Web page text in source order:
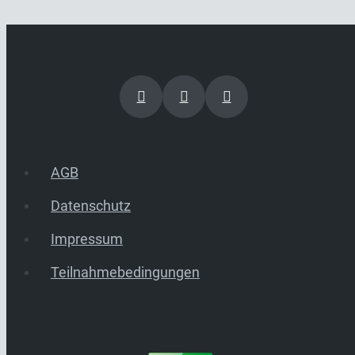
AGB
Datenschutz
Impressum
Teilnahmebedingungen